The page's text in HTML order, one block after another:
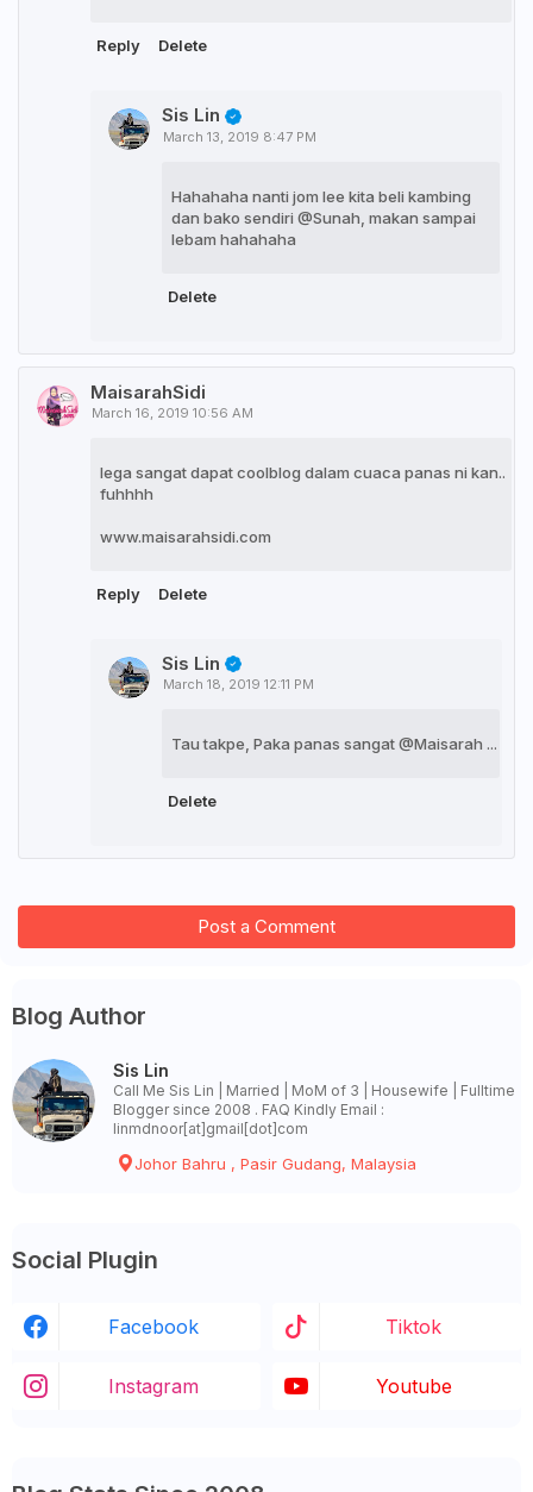
Reply Delete
Sis Lin
March 13, 2019 8:47 PM
Hahahaha nanti jom lee kita beli kambing
dan bako sendiri @Sunah, makan sampai
lebam hahahaha
Delete
MaisarahSidi
March 16, 2019 10:56 AM
lega sangat dapat coolblog dalam cuaca panas ni kan..
fuhhhh
www.maisarahsidi.com
Reply Delete
Sis Lin
March 18, 2019 12:11 PM
Tau takpe, Paka panas sangat @Maisarah ...
Delete
Post a Comment
Blog Author
Sis Lin
Call Me Sis Lin | Married | MoM of 3 | Housewife | Fulltime
Blogger since 2008 . FAQ Kindly Email :
linmdnoor[at]gmail[dot]com
Johor Bahru , Pasir Gudang, Malaysia
Social Plugin
Facebook Tiktok
Instagram Youtube